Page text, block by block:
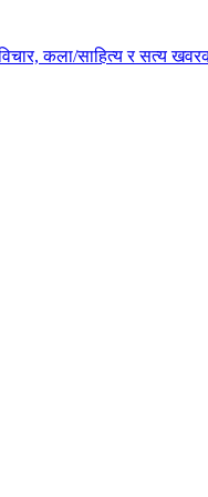
कला/साहित्य र सत्य